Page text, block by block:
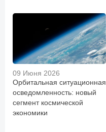
09 Июня 2026
Орбитальная ситуационная
осведомленность: новый
сегмент космической
экономики